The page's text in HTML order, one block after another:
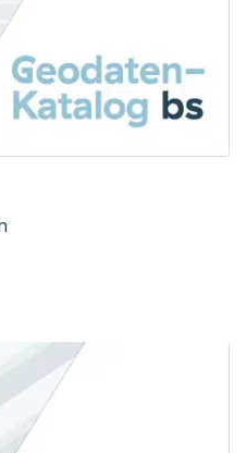
Geodaten-Katalog